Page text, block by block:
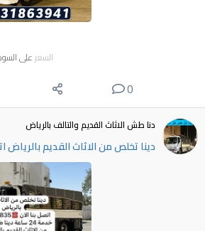
السعر على
0
دنا طش الاثاث القديم والتالف بالرياض
دينا تخلص من الاثاث القديم بالرياض اتصل